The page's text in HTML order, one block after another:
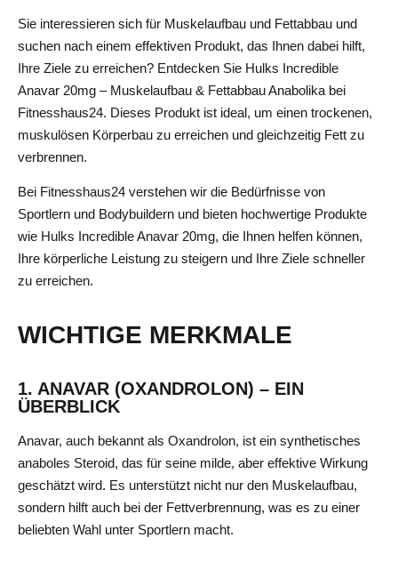
Sie interessieren sich für Muskelaufbau und Fettabbau und
suchen nach einem effektiven Produkt, das Ihnen dabei hilft,
Ihre Ziele zu erreichen? Entdecken Sie Hulks Incredible
Anavar 20mg – Muskelaufbau & Fettabbau Anabolika bei
Fitnesshaus24. Dieses Produkt ist ideal, um einen trockenen,
muskulösen Körperbau zu erreichen und gleichzeitig Fett zu
verbrennen.
Bei Fitnesshaus24 verstehen wir die Bedürfnisse von
Sportlern und Bodybuildern und bieten hochwertige Produkte
wie Hulks Incredible Anavar 20mg, die Ihnen helfen können,
Ihre körperliche Leistung zu steigern und Ihre Ziele schneller
zu erreichen.
WICHTIGE MERKMALE
1. ANAVAR (OXANDROLON) – EIN
ÜBERBLICK
Anavar, auch bekannt als Oxandrolon, ist ein synthetisches
anaboles Steroid, das für seine milde, aber effektive Wirkung
geschätzt wird. Es unterstützt nicht nur den Muskelaufbau,
sondern hilft auch bei der Fettverbrennung, was es zu einer
beliebten Wahl unter Sportlern macht.